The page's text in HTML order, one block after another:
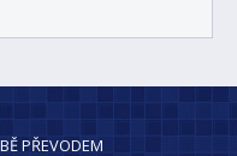
PŘEVODEM